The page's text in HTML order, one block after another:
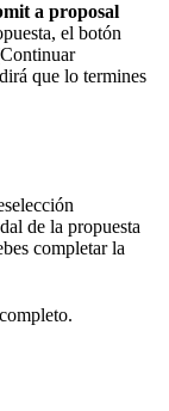
a proposal
el botón
que lo termines
de la propuesta
completar la